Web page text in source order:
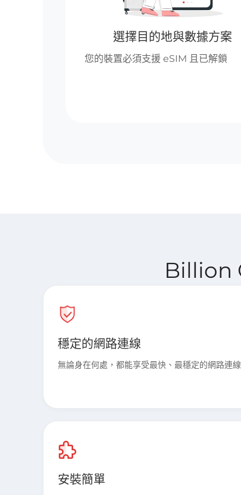
選擇目的地與數據方案
您的裝置必須支援 eSIM 且已解鎖
Billion
穩定的網路連線
無論身在何處，都能享受最快、最穩定的網路連線
安裝簡單